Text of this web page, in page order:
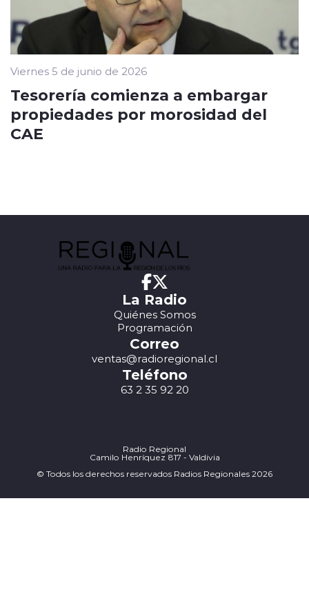
Viernes 5 de junio de 2026
Tesorería comienza a embargar
propiedades por morosidad del
CAE
La Radio
Quiénes Somos
Programación
Correo
ventas@radioregional.cl
Teléfono
63 2 35 92 20
Radio Regional
Camilo Henríquez 817 - Valdivia
© Todos los derechos reservados Radios Regionales 2026